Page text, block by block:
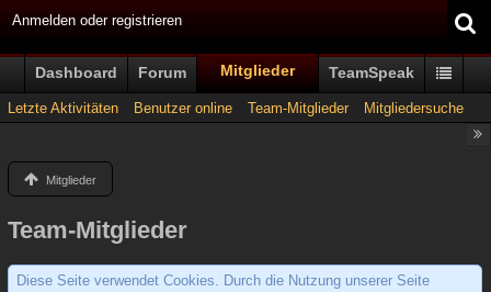
Anmelden oder registrieren
Dashboard Forum Mitglieder TeamSpeak
Letzte Aktivitäten Benutzer online Team-Mitglieder Mitgliedersuche
Mitglieder
Team-Mitglieder
Diese Seite verwendet Cookies. Durch die Nutzung unserer Seite